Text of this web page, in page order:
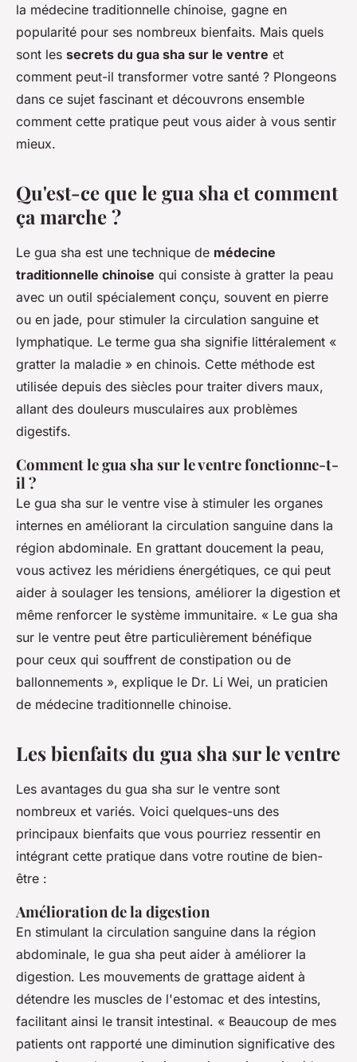
la médecine traditionnelle chinoise, gagne en
popularité pour ses nombreux bienfaits. Mais quels
sont les secrets du gua sha sur le ventre et
comment peut-il transformer votre santé ? Plongeons
dans ce sujet fascinant et découvrons ensemble
comment cette pratique peut vous aider à vous sentir
mieux.
Qu'est-ce que le gua sha et comment
ça marche ?
Le gua sha est une technique de médecine
traditionnelle chinoise qui consiste à gratter la peau
avec un outil spécialement conçu, souvent en pierre
ou en jade, pour stimuler la circulation sanguine et
lymphatique. Le terme gua sha signifie littéralement «
gratter la maladie » en chinois. Cette méthode est
utilisée depuis des siècles pour traiter divers maux,
allant des douleurs musculaires aux problèmes
digestifs.
Comment le gua sha sur le ventre fonctionne-t-
il ?
Le gua sha sur le ventre vise à stimuler les organes
internes en améliorant la circulation sanguine dans la
région abdominale. En grattant doucement la peau,
vous activez les méridiens énergétiques, ce qui peut
aider à soulager les tensions, améliorer la digestion et
même renforcer le système immunitaire. « Le gua sha
sur le ventre peut être particulièrement bénéfique
pour ceux qui souffrent de constipation ou de
ballonnements », explique le Dr. Li Wei, un praticien
de médecine traditionnelle chinoise.
Les bienfaits du gua sha sur le ventre
Les avantages du gua sha sur le ventre sont
nombreux et variés. Voici quelques-uns des
principaux bienfaits que vous pourriez ressentir en
intégrant cette pratique dans votre routine de bien-
être :
Amélioration de la digestion
En stimulant la circulation sanguine dans la région
abdominale, le gua sha peut aider à améliorer la
digestion. Les mouvements de grattage aident à
détendre les muscles de l'estomac et des intestins,
facilitant ainsi le transit intestinal. « Beaucoup de mes
patients ont rapporté une diminution significative des